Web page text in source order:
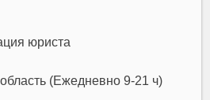
юриста
(Ежедневно 9-21 ч)